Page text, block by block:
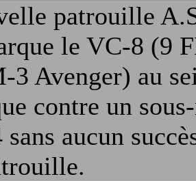
patrouille
le VC-8 (9
3 Avenger) au
contre un
sans aucun